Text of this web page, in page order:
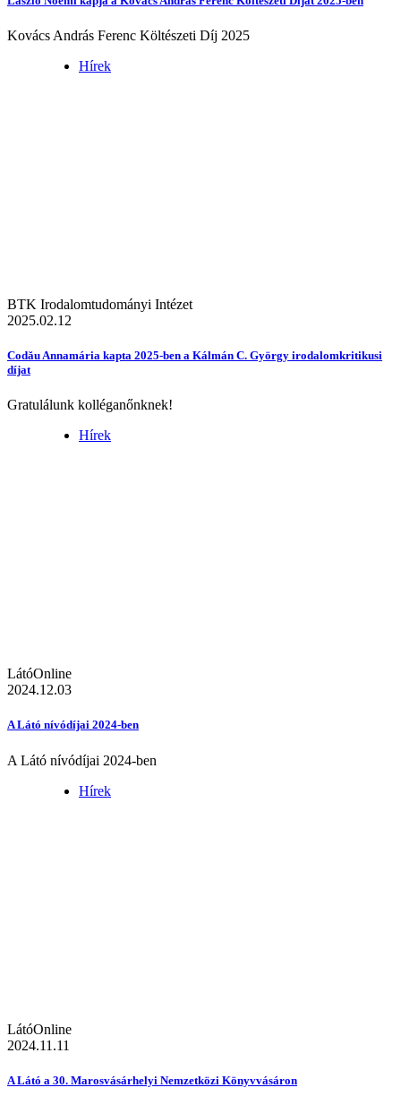
Kovács András Ferenc Költészeti Díj 2025
Hírek
BTK Irodalomtudományi Intézet
2025.02.12
Codău Annamária kapta 2025-ben a Kálmán C. György irodalomkritikusi
díjat
Gratulálunk kolléganőnknek!
Hírek
LátóOnline
2024.12.03
A Látó nívódíjai 2024-ben
A Látó nívódíjai 2024-ben
Hírek
LátóOnline
2024.11.11
A Látó a 30. Marosvásárhelyi Nemzetközi Könyvvásáron